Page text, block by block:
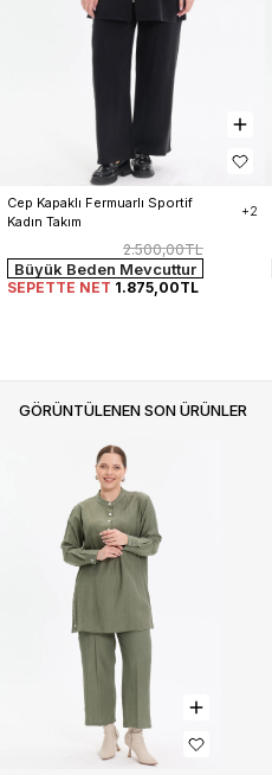
Cep Kapaklı Fermuarlı Sportif
Kadın Takım
+2
2.500,00TL
Büyük Beden Mevcuttur
SEPETTE NET 1.875,00TL
GÖRÜNTÜLENEN SON ÜRÜNLER